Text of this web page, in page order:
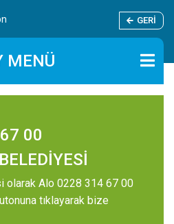
GERI
MENÜ
00
olarak Alo 0228 314 67 00
tıklayarak bize